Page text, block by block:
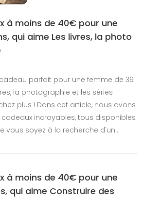
à moins de 40€ pour une
qui aime Les livres, la photo
parfait pour une femme de 39
la photographie et les séries
plus ! Dans cet article, nous avons
incroyables, tous disponibles
vous soyez à la recherche d'un…
à moins de 40€ pour une
qui aime Construire des